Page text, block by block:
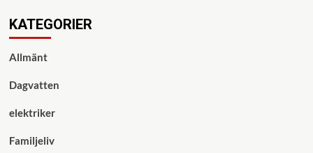
KATEGORIER
Allmänt
Dagvatten
elektriker
Familjeliv